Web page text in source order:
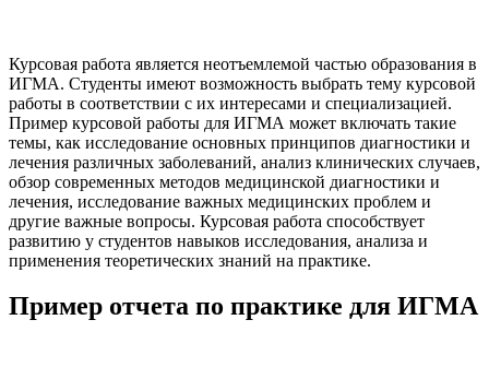
Курсовая работа является неотъемлемой частью образования в
ИГМА. Студенты имеют возможность выбрать тему курсовой
работы в соответствии с их интересами и специализацией.
Пример курсовой работы для ИГМА может включать такие
темы, как исследование основных принципов диагностики и
лечения различных заболеваний, анализ клинических случаев,
обзор современных методов медицинской диагностики и
лечения, исследование важных медицинских проблем и
другие важные вопросы. Курсовая работа способствует
развитию у студентов навыков исследования, анализа и
применения теоретических знаний на практике.
Пример отчета по практике для ИГМА